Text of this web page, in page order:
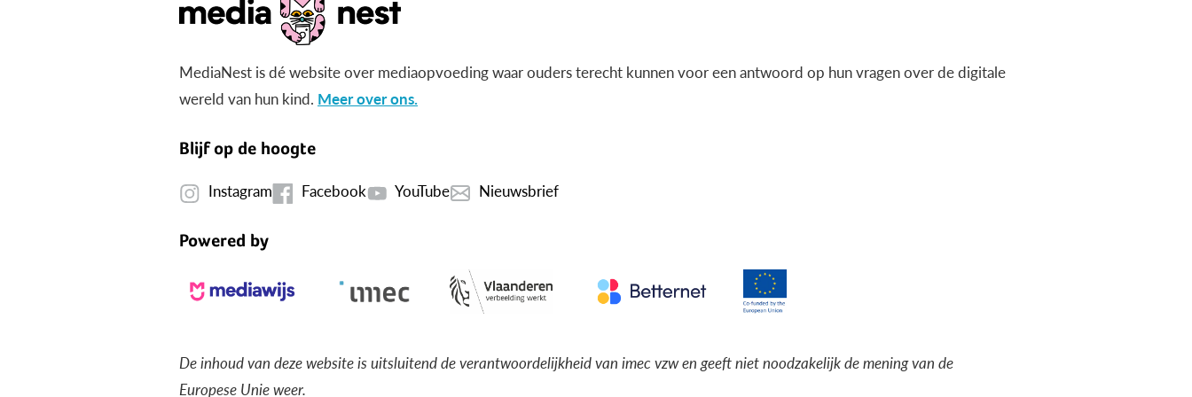
MediaNest is dé website over mediaopvoeding waar ouders terecht kunnen voor een antwoord op hun vragen over de digitale
wereld van hun kind. Meer over ons.
Blijf op de hoogte
Instagram Facebook YouTube Nieuwsbrief
Powered by
De inhoud van deze website is uitsluitend de verantwoordelijkheid van imec vzw en geeft niet noodzakelijk de mening van de
Europese Unie weer.